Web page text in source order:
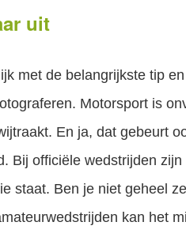
uit
met de belangrijkste tip
Motorsport is
En ja, dat gebeurt
Bij officiële wedstrijden
staat. Ben je niet geheel
kan het